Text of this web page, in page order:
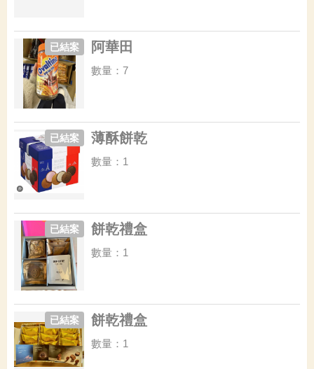
阿華田
已結案
數量：7
薄酥餅乾
已結案
數量：1
餅乾禮盒
已結案
數量：1
餅乾禮盒
已結案
數量：1